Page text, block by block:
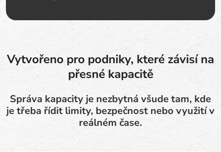
Vytvořeno pro podniky, které závisí na
přesné kapacitě
Správa kapacity je nezbytná všude tam, kde
je třeba řídit limity, bezpečnost nebo využití v
reálném čase.